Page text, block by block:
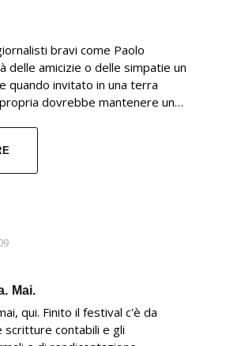
bravi come Paolo
delle amicizie o delle simpatie un
quando invitato in una terra
dovrebbe mantenere un…
Mai.
qui. Finito il festival c'è da
contabili e gli